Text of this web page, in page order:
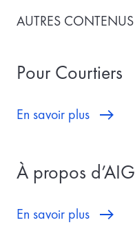
AUTRES CONTENUS
Pour Courtiers
En savoir plus
À propos d’AIG
En savoir plus